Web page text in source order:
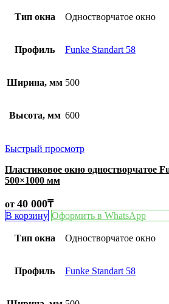
Тип окна Одностворчатое окно
Профиль Funke Standart 58
Ширина, мм 500
Высота, мм 600
Быстрый просмотр
Пластиковое окно одностворчатое
500×1000 мм
от 40 000₸
В корзину Оформить в WhatsApp
Тип окна Одностворчатое окно
Профиль Funke Standart 58